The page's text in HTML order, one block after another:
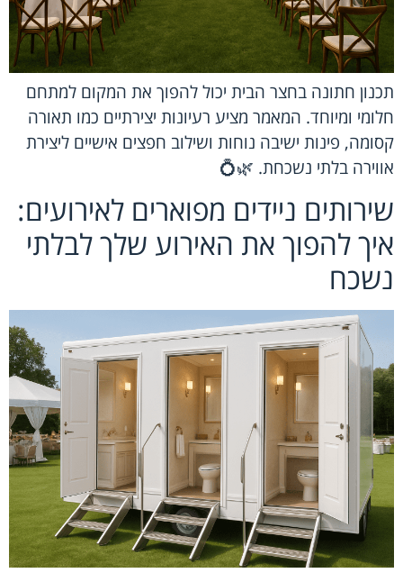
תכנון חתונה בחצר הבית יכול להפוך את המקום למתחם
חלומי ומיוחד. המאמר מציע רעיונות יצירתיים כמו תאורה
קסומה, פינות ישיבה נוחות ושילוב חפצים אישיים ליצירת
אווירה בלתי נשכחת. 🌿💍
שירותים ניידים מפוארים לאירועים:
איך להפוך את האירוע שלך לבלתי
נשכח